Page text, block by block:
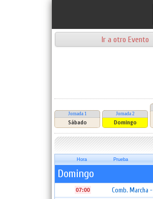
Ir a otro Evento
Jornada 1
Sábado
Jornada 2
Domingo
Hora Prueba
Domingo
07:00 Comb. Marcha